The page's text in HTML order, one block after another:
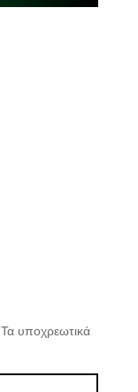
Τα υποχρεωτικά